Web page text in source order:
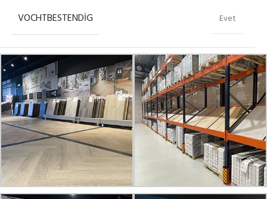
VOCHTBESTENDIG Evet